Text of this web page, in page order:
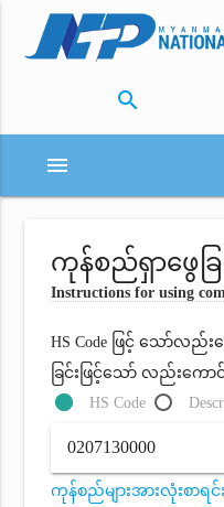
search
menu
ကုန်စည်ရှာဖွေခြ
Instructions for using
HS Code ဖြင့် သော်
ခြင်းဖြင့်သော် လည်းကော
HS Code
ကုန်စည်များအားလုံးစာရင်း